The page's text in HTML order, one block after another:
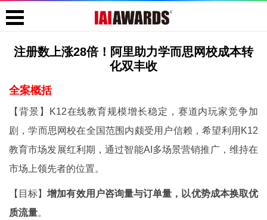
注册数上涨28倍！阿里助力学而思网校成本转
化双丰收
全案概括
【背景】K12在线教育规模增长稳定，赛道内玩家竞争加
剧，学而思网校在全国范围内颇受用户信赖，希望利用K12
教育市场发展红利期，通过智能AI多场景营销推广，维持在
市场上领先者的位置。
【目标】增加有效用户咨询量与订单量，以优势成本换取优
质流量。